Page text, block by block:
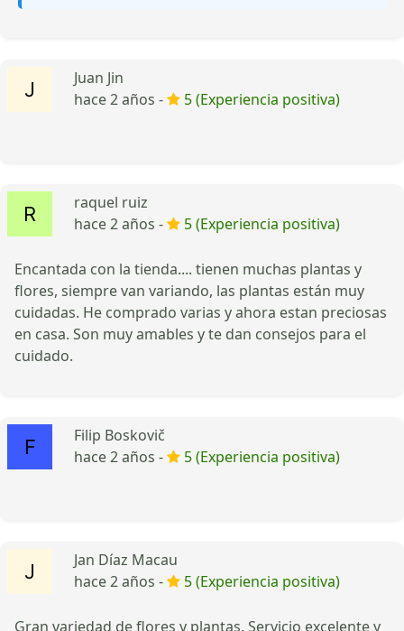
Juan Jin
hace 2 años -
5 (Experiencia positiva)
raquel ruiz
hace 2 años -
5 (Experiencia positiva)
Encantada con la tienda.... tienen muchas plantas y
flores, siempre van variando, las plantas están muy
cuidadas. He comprado varias y ahora estan preciosas
en casa. Son muy amables y te dan consejos para el
cuidado.
Filip Boskovič
hace 2 años -
5 (Experiencia positiva)
Jan Díaz Macau
hace 2 años -
5 (Experiencia positiva)
Gran variedad de flores y plantas. Servicio excelente y